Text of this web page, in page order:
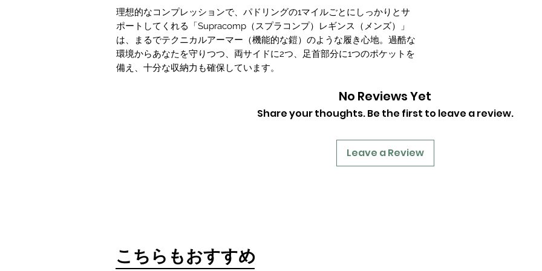
理想的なコンプレッションで、パドリングの1マイルごとにしっかりとサ
ポートしてくれる「Supracomp（スプラコンプ）レギンス（メンズ）」
は、まるでテクニカルアーマー（機能的な鎧）のような履き心地。過酷な
環境からあなたを守りつつ、両サイドに2つ、足首部分に1つのポケットを
備え、十分な収納力も確保しています。
No Reviews Yet
Share your thoughts. Be the first to leave a review.
Leave a Review
​こちらもおすすめ